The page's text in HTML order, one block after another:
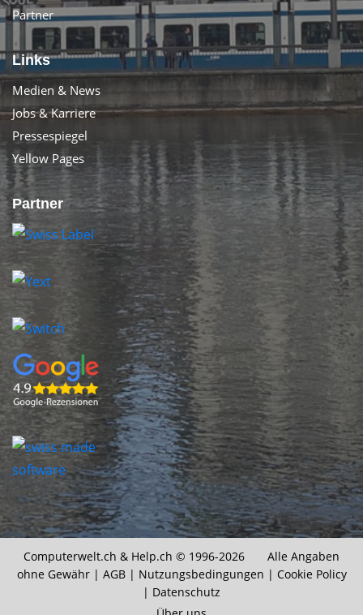
Partner
Links
Medien & News
Jobs & Karriere
Pressespiegel
Yellow Pages
Partner
Computerwelt.ch & Help.ch © 1996-2026 Alle Angaben
ohne Gewähr | AGB| Nutzungsbedingungen | Cookie Policy
| Datenschutz